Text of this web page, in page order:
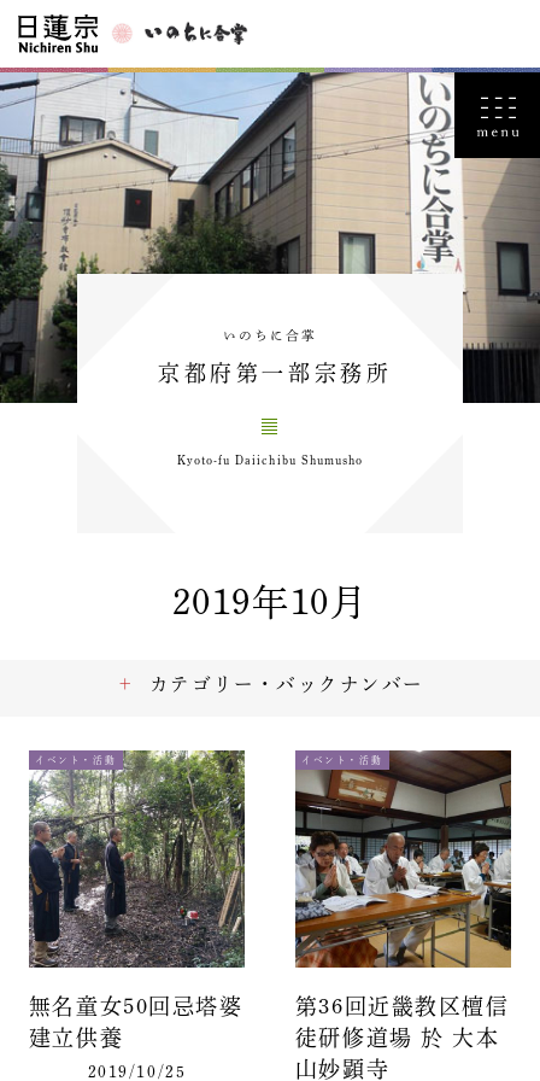
いのちに合掌
京都府第一部宗務所
Kyoto-fu Daiichibu Shumusho
2019年10月
イベント・活動
無名童女50回忌塔婆
建立供養
2019/10/25
イベント・活動
第36回近畿教区檀信
徒研修道場 於 大本
山妙顕寺
カテゴリー・バックナンバー